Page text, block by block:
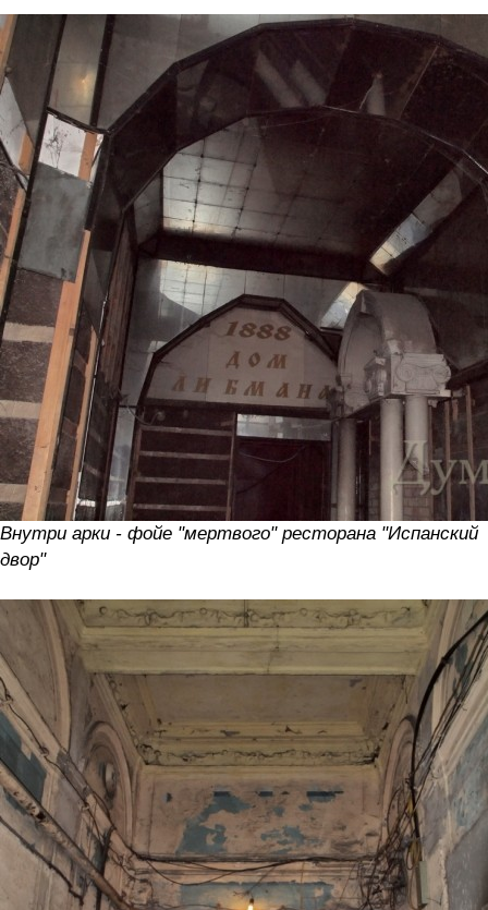
Внутри арки - фойе "мертвого" ресторана "Испанский
двор"